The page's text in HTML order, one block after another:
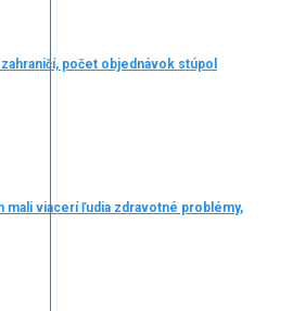
počet objednávok stúpol
mali viacerí ľudia zdravotné problémy,